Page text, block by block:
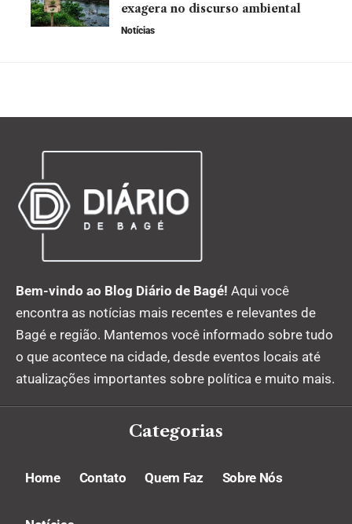
exagera no discurso ambiental
Notícias
Bem-vindo ao Blog Diário de Bagé! Aqui você
encontra as notícias mais recentes e relevantes de
Bagé e região. Mantemos você informado sobre tudo
o que acontece na cidade, desde eventos locais até
atualizações importantes sobre política e muito mais.
Categorias
Home Contato Quem Faz Sobre Nós